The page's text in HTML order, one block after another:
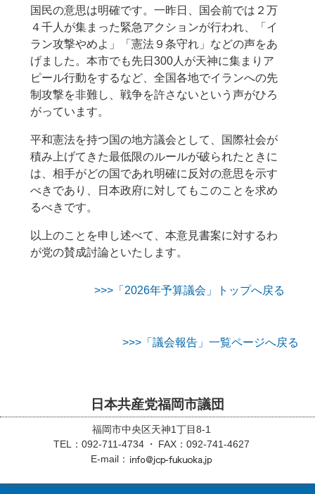
国民の意思は明確です。一昨日、国会前では２万
４千人が集まった緊急アクションが行われ、「イ
ラン攻撃やめよ」「憲法９条守れ」などの声をあ
げました。本市でも先日300人が天神に集まりア
ピール行動をするなど、全国各地でイランへの先
制攻撃を非難し、戦争を許さないという声がひろ
がっています。
平和憲法を持つ国の地方議会として、国際社会が
積み上げてきた最低限のルールが破られたときに
は、相手がどの国であれ明確に反対の意思を示す
べきであり、日本政府に対してもこのことを求め
るべきです。
以上のことを申し述べて、本意見書案に対するわ
が党の賛成討論といたします。
>>>「2026年予算議会」トップへ戻る
>>>「議会報告」一覧ページへ戻る
日本共産党福岡市議団
福岡市中央区天神1丁目8-1
TEL：092-711-4734
FAX：092-741-4627
E-mail：